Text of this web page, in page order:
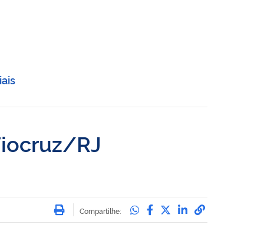
RJ
Imprimir
Compartilhe: Compartilhe no
Compartilhe no
Compartilhe no
Compartilhe